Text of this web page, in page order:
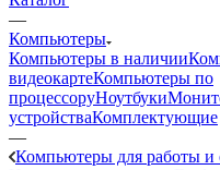
—
Компьютеры
Компьютеры в наличии
видеокартеКомпьютеры по
процессоруНоутбуки
устройстваКомплектующие
—
Компьютеры для работы и